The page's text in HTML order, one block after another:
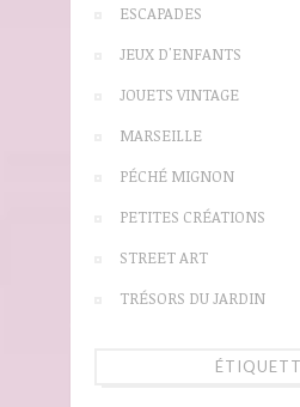
ESCAPADES
JEUX D'ENFANTS
JOUETS VINTAGE
MARSEILLE
PÉCHÉ MIGNON
PETITES CRÉATIONS
STREET ART
TRÉSORS DU JARDIN